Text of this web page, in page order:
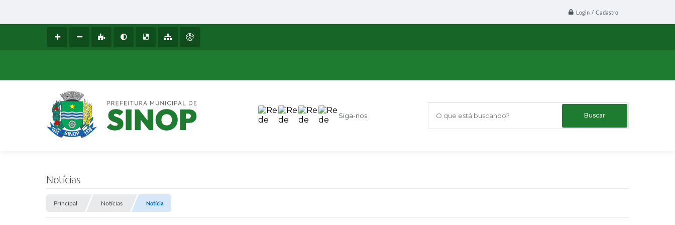
Login / Cadastro
Siga-nos O que está buscando?
Notícias
Principal Notícias Notícia